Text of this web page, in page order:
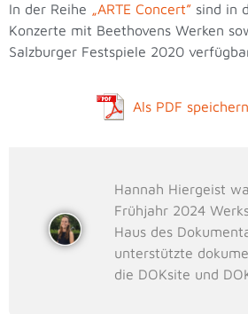
In der Reihe „ARTE Concert” sind in
Konzerte mit Beethovens Werken
Salzburger Festspiele 2020
Als PDF speichern
Hannah Hiergeist
Frühjahr 2024
Haus des
unterstützte
die DOKsite und